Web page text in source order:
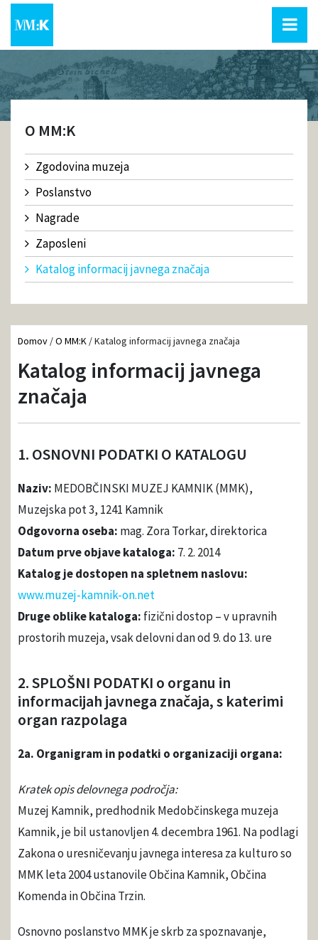
O MM:K
Zgodovina muzeja
Poslanstvo
Nagrade
Zaposleni
Katalog informacij javnega značaja
Domov /O MM:K /Katalog informacij javnega značaja
Katalog informacij javnega
značaja
1. OSNOVNI PODATKI O KATALOGU
Naziv: MEDOBČINSKI MUZEJ KAMNIK (MMK),
Muzejska pot 3, 1241 Kamnik
Odgovorna oseba: mag. Zora Torkar, direktorica
Datum prve objave kataloga: 7. 2. 2014
Katalog je dostopen na spletnem naslovu:
www.muzej-kamnik-on.net
Druge oblike kataloga: fizični dostop – v upravnih
prostorih muzeja, vsak delovni dan od 9. do 13. ure
2. SPLOŠNI PODATKI o organu in
informacijah javnega značaja, s katerimi
organ razpolaga
2a. Organigram in podatki o organizaciji organa:
Kratek opis delovnega področja:
Muzej Kamnik, predhodnik Medobčinskega muzeja
Kamnik, je bil ustanovljen 4. decembra 1961. Na podlagi
Zakona o uresničevanju javnega interesa za kulturo so
MMK leta 2004 ustanovile Občina Kamnik, Občina
Komenda in Občina Trzin.
Osnovno poslanstvo MMK je skrb za spoznavanje,